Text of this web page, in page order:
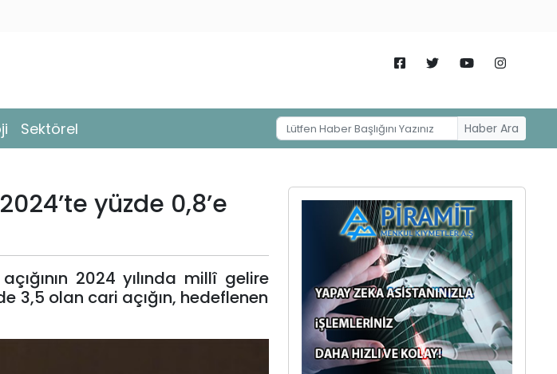
Sektörel Haber Ara
yüzde 0,8’e
2024 yılında millî gelire
3,5 olan cari açığın, hedeflenen